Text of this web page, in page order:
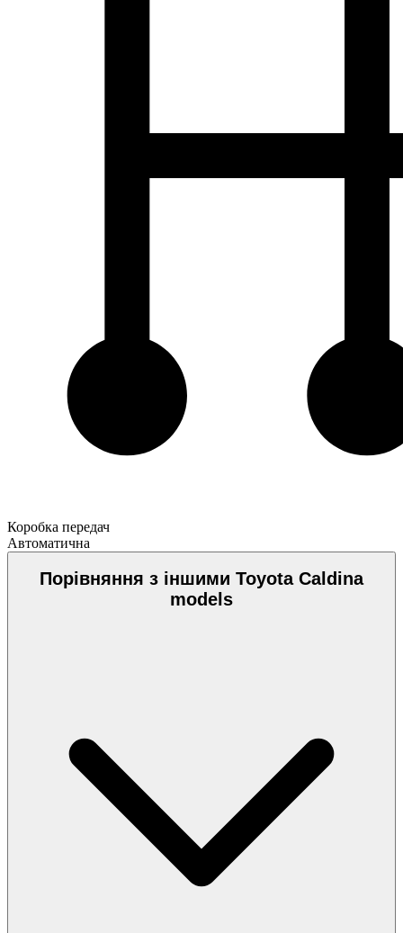
Коробка передач
Автоматична
Порівняння з іншими Toyota Caldina
models